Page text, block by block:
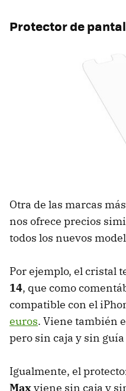
Protector de
Otra de las marcas
nos ofrece precios
todos los nuevos
Por ejemplo, el cristal
14, que como
compatible con el
euros. Viene también
pero sin caja y sin
Igualmente, el
Maxviene sin caja y